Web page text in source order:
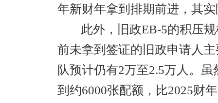
年新财年拿到排期前进，其
此外，旧政EB-5的积压
前未拿到签证的旧政申请人
队预计仍有2万至2.5万人。
到约6000张配额，比2025财